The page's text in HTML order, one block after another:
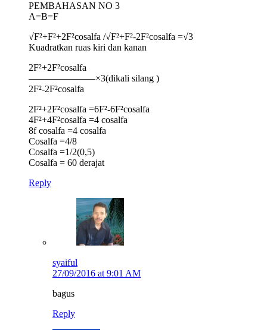
PEMBAHASAN NO 3
A=B=F
√F²+F²+2F²cosalfa /√F²+F²-2F²cosalfa =√3
Kuadratkan ruas kiri dan kanan
2F²+2F²cosalfa
———————×3(dikali silang )
2F²-2F²cosalfa
2F²+2F²cosalfa =6F²-6F²cosalfa
4F²+4F²cosalfa =4 cosalfa
8f cosalfa =4 cosalfa
Cosalfa =4/8
Cosalfa =1/2(0,5)
Cosalfa = 60 derajat
Reply
syaiful
27/09/2016 at 9:01 AM
bagus
Reply